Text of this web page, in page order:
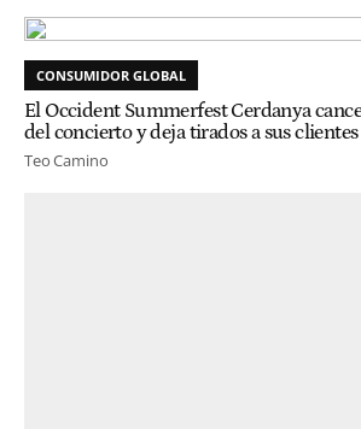
CONSUMIDOR GLOBAL
El Occident Summerfest Cerdanya
del concierto y deja tirados a sus clientes
Teo Camino